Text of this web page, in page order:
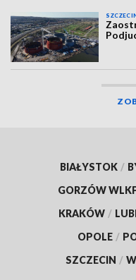
BIAŁYSTOK /
GORZÓW
KRAKÓW /
OPOLE /
SZCZECIN /